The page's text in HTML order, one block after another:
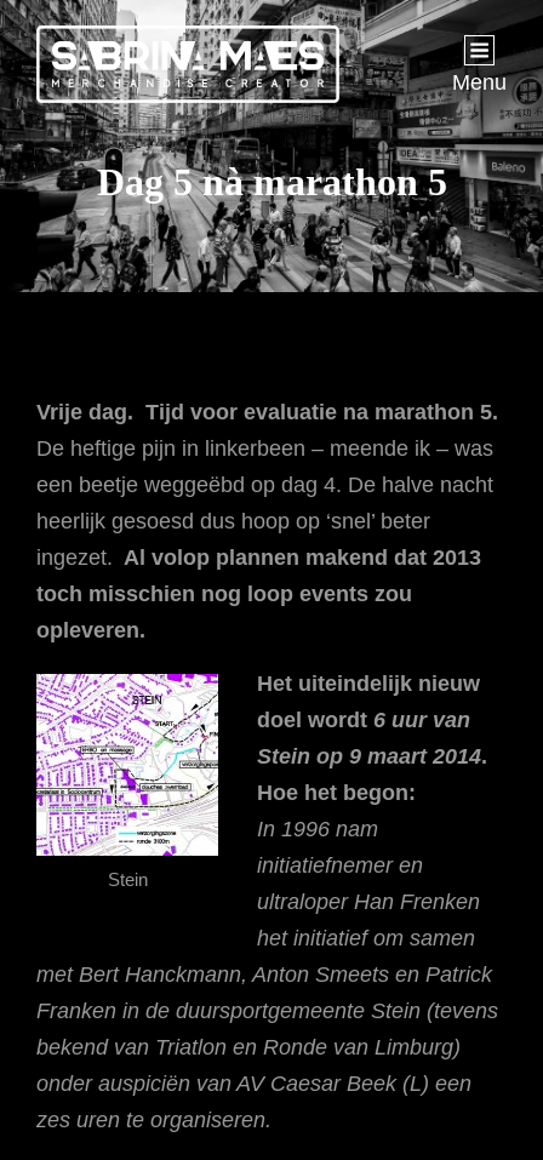
Menu
Dag 5 nà marathon 5
Vrije dag. Tijd voor evaluatie na marathon 5.
De heftige pijn in linkerbeen – meende ik – was
een beetje weggeëbd op dag 4. De halve nacht
heerlijk gesoesd dus hoop op ‘snel’ beter
ingezet. Al volop plannen makend dat 2013
toch misschien nog loop events zou
opleveren.
Stein
Het uiteindelijk nieuw
doel wordt 6 uur van
Stein op 9 maart 2014.
Hoe het begon:
In 1996 nam
initiatiefnemer en
ultraloper Han Frenken
het initiatief om samen
met Bert Hanckmann, Anton Smeets en Patrick
Franken in de duursportgemeente Stein (tevens
bekend van Triatlon en Ronde van Limburg)
onder auspiciën van AV Caesar Beek (L) een
zes uren te organiseren.